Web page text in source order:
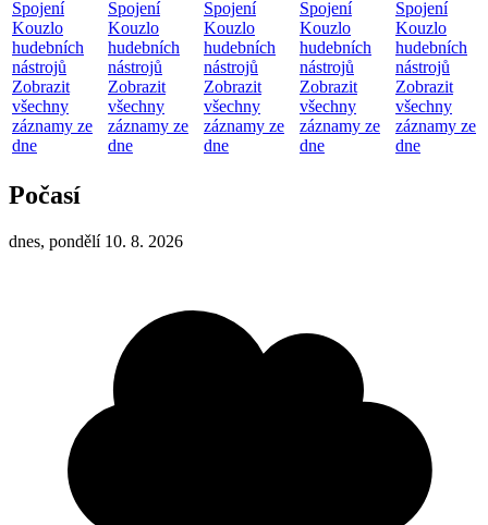
Spojení
Kouzlo
hudebních
nástrojů
Zobrazit
všechny
záznamy ze
dne
Spojení
Kouzlo
hudebních
nástrojů
Zobrazit
všechny
záznamy ze
dne
Spojení
Kouzlo
hudebních
nástrojů
Zobrazit
všechny
záznamy ze
dne
Spojení
Kouzlo
hudebních
nástrojů
Zobrazit
všechny
záznamy ze
dne
Spojení
Kouzlo
hudebních
nástrojů
Zobrazit
všechny
záznamy ze
dne
Počasí
dnes, pondělí 10. 8. 2026